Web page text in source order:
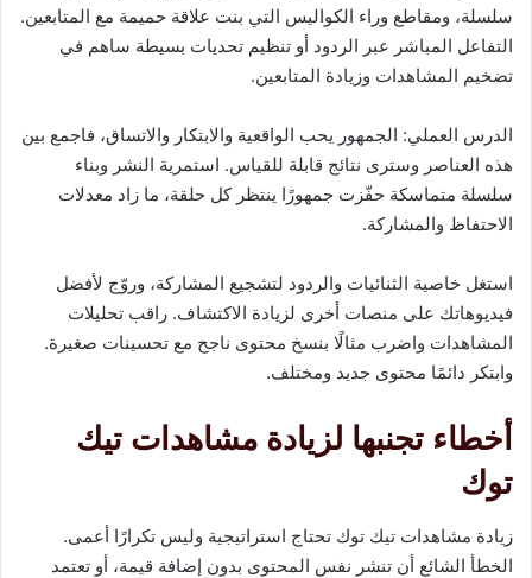
سلسلة، ومقاطع وراء الكواليس التي بنت علاقة حميمة مع المتابعين.
التفاعل المباشر عبر الردود أو تنظيم تحديات بسيطة ساهم في
تضخيم المشاهدات وزيادة المتابعين.
الدرس العملي: الجمهور يحب الواقعية والابتكار والاتساق، فاجمع بين
هذه العناصر وسترى نتائج قابلة للقياس. استمرية النشر وبناء
سلسلة متماسكة حفّزت جمهورًا ينتظر كل حلقة، ما زاد معدلات
الاحتفاظ والمشاركة.
استغل خاصية الثنائيات والردود لتشجيع المشاركة، وروّج لأفضل
فيديوهاتك على منصات أخرى لزيادة الاكتشاف. راقب تحليلات
المشاهدات واضرب مثالًا بنسخ محتوى ناجح مع تحسينات صغيرة.
وابتكر دائمًا محتوى جديد ومختلف.
أخطاء تجنبها لزيادة مشاهدات تيك
توك
زيادة مشاهدات تيك توك تحتاج استراتيجية وليس تكرارًا أعمى.
الخطأ الشائع أن تنشر نفس المحتوى بدون إضافة قيمة، أو تعتمد